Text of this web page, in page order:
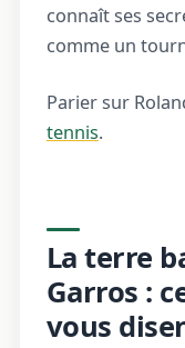
connaît ses
comme un
Parier sur
tennis.
La terre
Garros :
vous